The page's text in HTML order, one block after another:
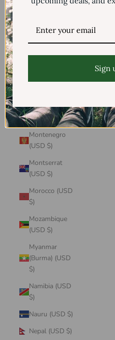
Mayotte (USD
Mexico (USD $)
Mongolia (USD
$)
Montenegro
(USD $)
Montserrat
(USD $)
Morocco (USD
$)
Mozambique
(USD $)
Myanmar
(Burma) (USD
$)
Namibia (USD
$)
Nauru (USD $)
Nepal (USD $)
Sign